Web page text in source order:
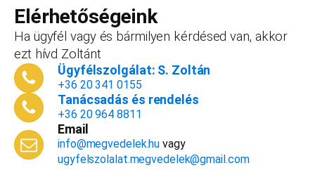
vállalkozást, ezt az összeget le tudjuk vonni a
dokumentációk, engedélyek árából így végül
is, ha nyitsz valamit, a konzultáció díjmentes.
Telefonszám
Email cím*
Elérhetőségeink
Ha ügyfél vagy és bármilyen kérdésed van, akkor
ezt hívd Zoltánt
Ügyfélszolgálat: S. Zoltán
+36 20 341 0155
Tanácsadás és rendelés
+36 20 964 8811
Email
info@megvedelek.hu vagy
ugyfelszolalat.megvedelek@gmail.com